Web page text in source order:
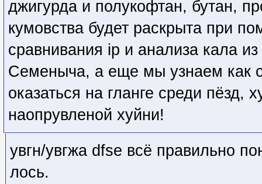
джигурда и полукофтан, бутан,
кумовства будет раскрыта при
сравнивания ip и анализа кала
Семеныча, а еще мы узнаем как
оказаться на гланге среди пёзд,
наопрувленой хуйни!
увгн/увгжа dfse всё правильно
лось.